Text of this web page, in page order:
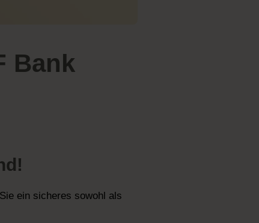
Bank
ein sicheres sowohl als